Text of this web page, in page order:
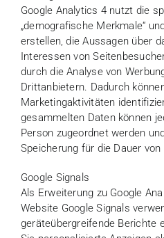
Google Analytics 4 nutzt die
„demografische Merkmale“
erstellen, die Aussagen über
Interessen von
durch die Analyse von
Drittanbietern. Dadurch
Marketingaktivitäten
gesammelten Daten können
Person zugeordnet werden
Speicherung für die Dauer
Google Signals
Als Erweiterung zu Google
Website Google Signals
geräteübergreifende Berichte